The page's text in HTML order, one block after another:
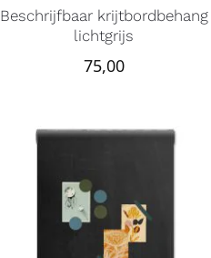
Beschrijfbaar krijtbordbehang
lichtgrijs
75,00